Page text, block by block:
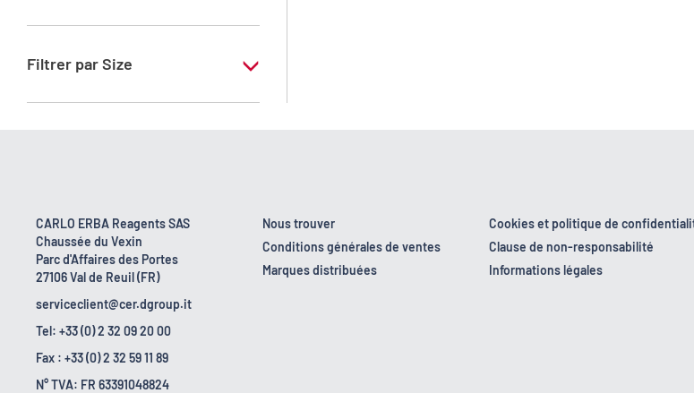
RS - Pour microscopie - C.I. 75290
Filtrer par Size
1 kg
CARLO ERBA Reagents SAS
Chaussée du Vexin
Parc d'Affaires des Portes
27106 Val de Reuil (FR)
serviceclient@cer.dgroup.it
Tel: +33 (0) 2 32 09 20 00
Fax : +33 (0) 2 32 59 11 89
N° TVA: FR 63391048824
Nous trouver
Conditions générales de ventes
Marques distribuées
Cookies et politique de
Clause de non-responsabilité
Informations légales